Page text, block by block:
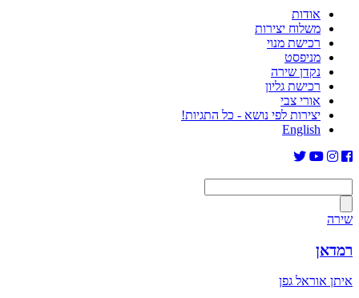
אודות
משלוח יצירות
רכישת מנוי
מניפסט
נקדן שירה
רכישת גליון
אורי צבי
יצירות לפי נושא - כל התגיות!
English
שירה
רמדאן
איתן אוראל גפן